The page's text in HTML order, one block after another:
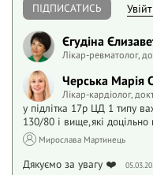
ПІДПИСАТИСЬ
Єгудіна
Лікар-ревматолог,
Черська Марія
Лікар-кардіолог,
у підлітка 17р ЦД 1 типу
130/80 і вище,які
Мирослава Мартинець
Дякуємо за увагу ❤️